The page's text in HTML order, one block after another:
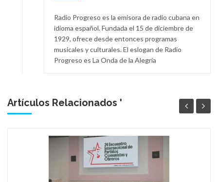
Radio Progreso es la emisora de radio cubana en
idioma español. Fundada el 15 de diciembre de
1929, ofrece desde entonces programas
musicales y culturales. El eslogan de Radio
Progreso es La Onda de la Alegría
Artículos Relacionados '